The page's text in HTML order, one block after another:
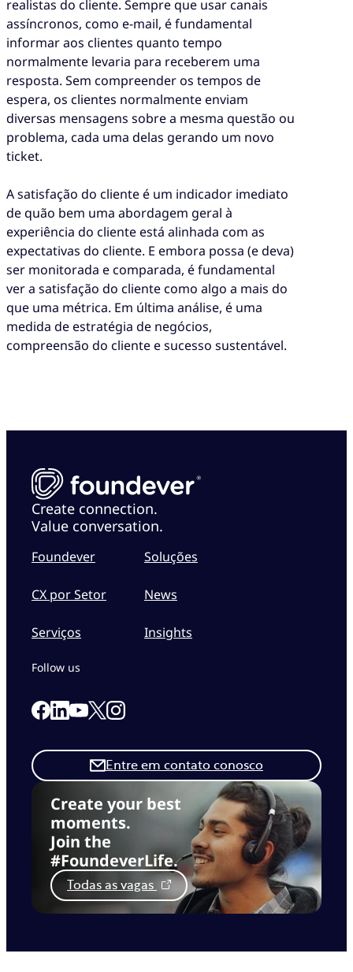
realistas do cliente. Sempre que usar canais
assíncronos, como e-mail, é fundamental
informar aos clientes quanto tempo
normalmente levaria para receberem uma
resposta. Sem compreender os tempos de
espera, os clientes normalmente enviam
diversas mensagens sobre a mesma questão ou
problema, cada uma delas gerando um novo
ticket.
A satisfação do cliente é um indicador imediato
de quão bem uma abordagem geral à
experiência do cliente está alinhada com as
expectativas do cliente. E embora possa (e deva)
ser monitorada e comparada, é fundamental
ver a satisfação do cliente como algo a mais do
que uma métrica. Em última análise, é uma
medida de estratégia de negócios,
compreensão do cliente e sucesso sustentável.
Create connection.
Value conversation.
Foundever
CX por Setor
Serviços
Soluções
News
Insights
Create your best
moments.
Join the
#FoundeverLife.
Todas as vagas
Entre em contato conosco
Follow us
Link to our Facebook page
Link to our Linkedin page
Link to our Youtube page
Link to our X page
Link to our Instagram page